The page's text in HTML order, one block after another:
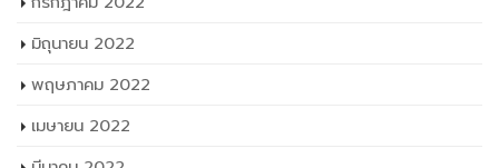
พฤศจิกายน 2022
ตุลาคม 2022
กันยายน 2022
สิงหาคม 2022